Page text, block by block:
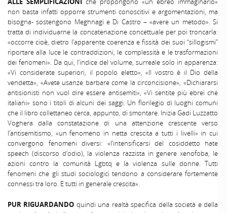
non basta infatti opporre strumenti conoscitivi e argomentazioni, ma
bisogna- sostengono Meghnagi e Di Castro – «avere un metodo». Si
tratta di individuarne la concatenazione concettuale per poi troncarla:
«occorre cioè, dietro l’apparente coerenza e fissità dei suoi “sillogismi”
riportare alla luce le contraddizioni, le complessità e le trasformazioni
dei fenomeni». Da qui, l’indice del volume, surreale solo in apparenza:
«Vi considerate superiori, il popolo eletto», «Il vostro è il Dio della
vendetta», «Avete usanze barbare come la circoncisione», «Dichiararsi
antisionisti non vuol dire essere antisemiti», «Vi sentite più ebrei che
italiani» sono i titoli di alcuni dei saggi. Un florilegio di luoghi comuni
che il libro collettaneo cerca, appunto, di smontare. Inizia Gadi Luzzatto
Voghera dalla constatazione di una attenzione crescente verso
l’antisemitismo, «un fenomeno in netta crescita a tutti i livelli» in cui
convergono fenomeni diversi: «l’intensificarsi del cosiddetto hate
speech (discorso d’odio), la violenza razzista in genere xenofoba, le
azioni contro la comunità Lgbtq e la violenza sulle donne. Tutti
fenomeni che gli studi sociologici tendono a considerare fortemente
connessi tra loro. E tutti in generale crescita».
PUR RIGUARDANDO quindi una realtà specifica della società e della